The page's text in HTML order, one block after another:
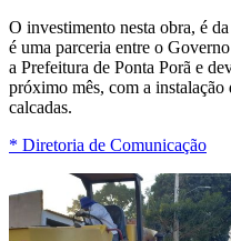
O investimento nesta obra, é
é uma parceria entre o
a Prefeitura de Ponta Porã e
próximo mês, com a
calcadas.
* Diretoria de Comunicação